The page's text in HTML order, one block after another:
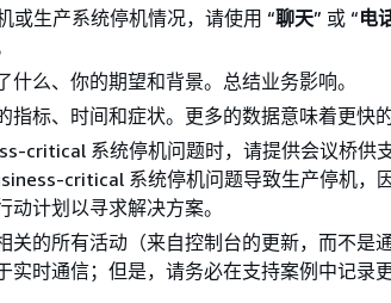
或生产系统停机情况，请使用 “聊天” 或 “电
么、你的期望和背景。总结业务影响。
标、时间和症状。更多的数据意味着更快的
critical 系统停机问题时，请提供会议桥供
critical 系统停机问题导致生产停机，
计划以寻求解决方案。
关的所有活动（来自控制台的更新，而不是
实时通信；但是，请务必在支持案例中记录